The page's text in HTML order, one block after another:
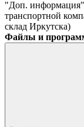
"Доп. информация"
транспортной
склад Иркутска)
Файлы и